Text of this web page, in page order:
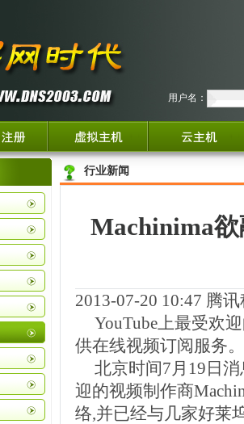
用户名：
行业新闻
Machinima
2013-07-20 10:47 腾
YouTube上最受欢
供在线视频订阅服务。
北京时间7月19日
迎的视频制作商
络,并已经与几家好莱